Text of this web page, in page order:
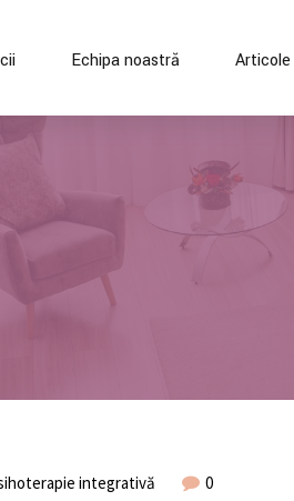
Echipa noastră Articole
integrativă 0